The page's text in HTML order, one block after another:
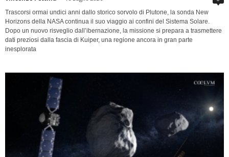
Trascorsi ormai undici anni dallo storico sorvolo di Plutone, la sonda New
Horizons della NASA continua il suo viaggio ai confini del Sistema Solare.
Dopo un nuovo risveglio dall’ibernazione, la missione si prepara a trasmettere
dati preziosi dalla fascia di Kuiper, una regione ancora in gran parte
inesplorata